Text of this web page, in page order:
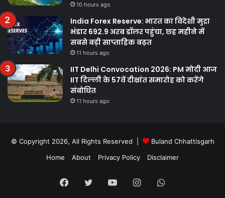
10 hours ago
India Forex Reserve: भारत का विदेशी मुद्रा
भंडार 692.9 अरब डॉलर पहुंचा, छह महीने में
सबसे बड़ी साप्ताहिक बढ़त
11 hours ago
IIT Delhi Convocation 2026: PM मोदी आज
IIT दिल्ली के 57वें दीक्षांत समारोह को करेंगे
संबोधित
11 hours ago
© Copyright 2026, All Rights Reserved |
Buland Chhattisgarh
Home
About Privacy Policy Disclaimer
Facebook
Twitter YouTubeInstagramWhatsApp